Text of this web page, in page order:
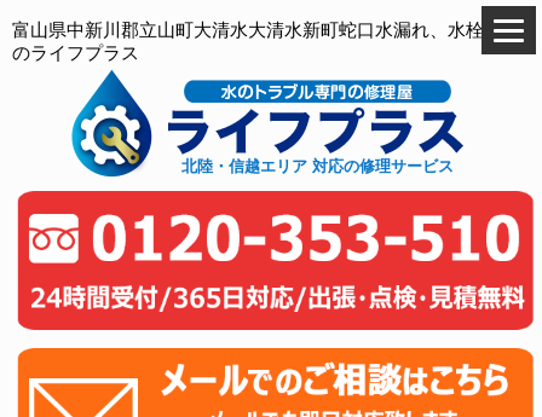
富山県中新川郡立山町大清水大清水新町蛇口水漏れ、水栓交換
のライフプラス
北陸・信越エリア 対応の修理サービス